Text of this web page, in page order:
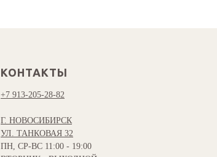
КОНТАКТЫ
+7 913-205-28-82
Г. НОВОСИБИРСК
УЛ. ТАНКОВАЯ 32
ПН, СР-ВС 11:00 - 19:00